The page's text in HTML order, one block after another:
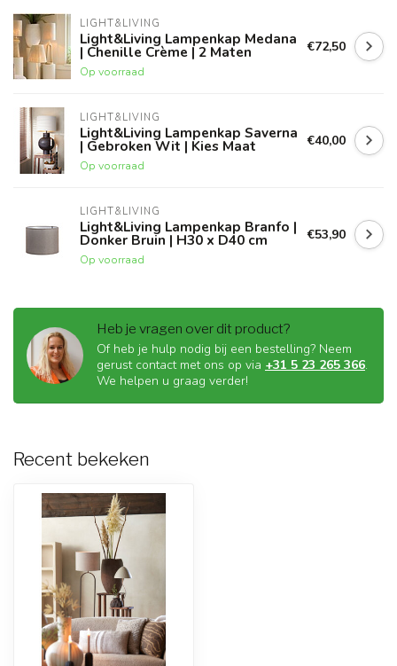
LIGHT&LIVING
Light&Living Lampenkap Medana
| Chenille Crème | 2 Maten
Op voorraad
€72,50
LIGHT&LIVING
Light&Living Lampenkap Saverna
| Gebroken Wit | Kies Maat
Op voorraad
€40,00
LIGHT&LIVING
Light&Living Lampenkap Branfo |
Donker Bruin | H30 x D40 cm
Op voorraad
€53,90
Heb je vragen over dit product?
Of heb je hulp nodig bij een bestelling? Neem
gerust contact met ons op via +31 5 23 265 366.
We helpen u graag verder!
Recent bekeken